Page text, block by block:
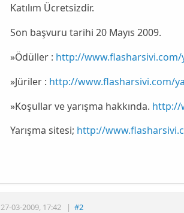
Katılım Ücretsizdir.
Son başvuru tarihi 20 Mayıs 2009.
»Ödüller : http://
»Jüriler : http://www.flasharsivi.com/
»Koşullar ve yarışma hakkında. http://
Yarışma sitesi; http://
27-03-2009, 17:42 | #2